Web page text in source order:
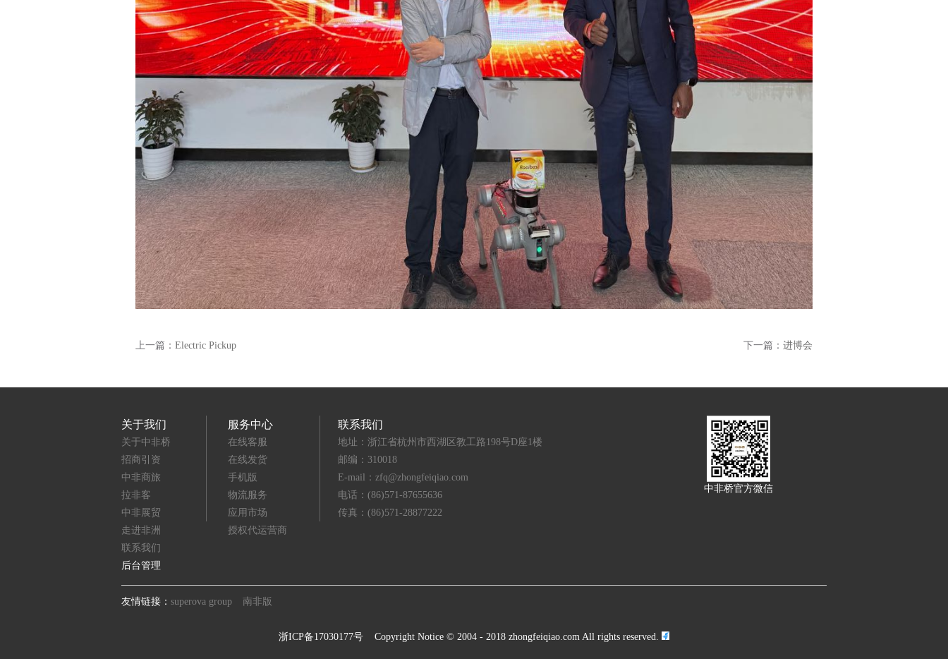
上一篇： Electric Pickup 下一篇： 进博会
关于我们
关于中非桥
招商引资
中非商旅
拉非客
中非展贸
走进非洲
联系我们
后台管理
服务中心
在线客服
在线发货
手机版
物流服务
应用市场
授权代运营商
联系我们
地址：浙江省杭州市西湖区教工路198号D座1楼
邮编：310018
E-mail：zfq@zhongfeiqiao.com
电话：(86)571-87655636
传真：(86)571-28877222
中非桥官方微信
友情链接： superova group 南非版
浙ICP备17030177号 Copyright Notice © 2004 - 2018 zhongfeiqiao.com All rights reserved.